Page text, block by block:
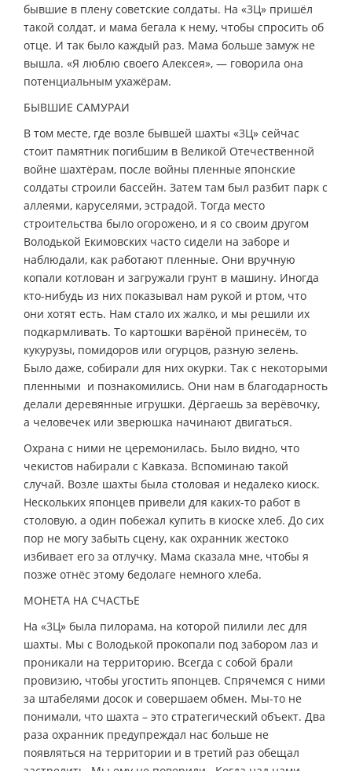
бывшие в плену советские солдаты. На «3Ц» пришёл
такой солдат, и мама бегала к нему, чтобы спросить об
отце. И так было каждый раз. Мама больше замуж не
вышла. «Я люблю своего Алексея», — говорила она
потенциальным ухажёрам.
БЫВШИЕ САМУРАИ
В том месте, где возле бывшей шахты «3Ц» сейчас
стоит памятник погибшим в Великой Отечественной
войне шахтёрам, после войны пленные японские
солдаты строили бассейн. Затем там был разбит парк с
аллеями, каруселями, эстрадой. Тогда место
строительства было огорожено, и я со своим другом
Володькой Екимовских часто сидели на заборе и
наблюдали, как работают пленные. Они вручную
копали котлован и загружали грунт в машину. Иногда
кто-нибудь из них показывал нам рукой и ртом, что
они хотят есть. Нам стало их жалко, и мы решили их
подкармливать. То картошки варёной принесём, то
кукурузы, помидоров или огурцов, разную зелень.
Было даже, собирали для них окурки. Так с некоторыми
пленными и познакомились. Они нам в благодарность
делали деревянные игрушки. Дёргаешь за верёвочку,
а человечек или зверюшка начинают двигаться.
Охрана с ними не церемонилась. Было видно, что
чекистов набирали с Кавказа. Вспоминаю такой
случай. Возле шахты была столовая и недалеко киоск.
Нескольких японцев привели для каких-то работ в
столовую, а один побежал купить в киоске хлеб. До сих
пор не могу забыть сцену, как охранник жестоко
избивает его за отлучку. Мама сказала мне, чтобы я
позже отнёс этому бедолаге немного хлеба.
МОНЕТА НА СЧАСТЬЕ
На «3Ц» была пилорама, на которой пилили лес для
шахты. Мы с Володькой прокопали под забором лаз и
проникали на территорию. Всегда с собой брали
провизию, чтобы угостить японцев. Спрячемся с ними
за штабелями досок и совершаем обмен. Мы-то не
понимали, что шахта – это стратегический объект. Два
раза охранник предупреждал нас больше не
появляться на территории и в третий раз обещал